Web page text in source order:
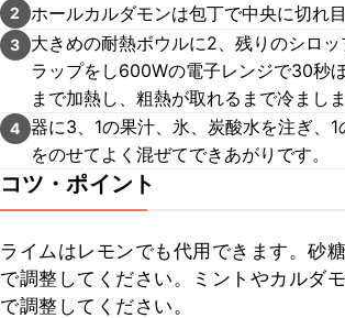
2 ホールカルダモンは包丁で中央に切れ
3
大きめの耐熱ボウルに2、残りのシロ
ラップをし600Wの電子レンジで30秒
まで加熱し、粗熱が取れるまで冷ましま
4 器に3、1の果汁、氷、炭酸水を注ぎ、1
をのせてよく混ぜてできあがりです。
コツ・ポイント
ライムはレモンでも代用できます。砂
で調整してください。ミントやカルダ
で調整してください。